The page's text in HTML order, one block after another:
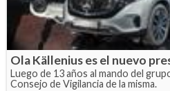
Ola Källenius es el nuevo
Luego de 13 años al mando del
Consejo de Vigilancia de la misma.